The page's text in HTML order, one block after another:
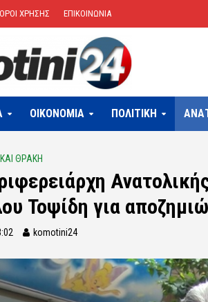
ΟΡΟΙ ΧΡΗΣΗΣ ΕΠΙΚΟΙΝΩΝΙΑ
OIKONOMIA ΠΟΛΙΤΙΚΗ
ΘΡΑΚΗ
Τοψίδη για
komotini24